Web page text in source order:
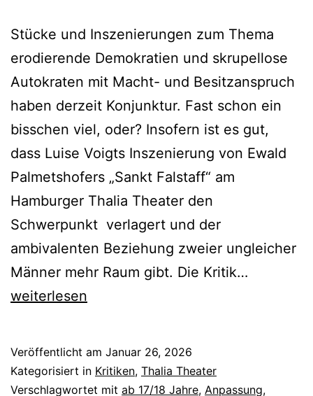
Stücke und Inszenierungen zum Thema
erodierende Demokratien und skrupellose
Autokraten mit Macht- und Besitzanspruch
haben derzeit Konjunktur. Fast schon ein
bisschen viel, oder? Insofern ist es gut,
dass Luise Voigts Inszenierung von Ewald
Palmetshofers „Sankt Falstaff“ am
Hamburger Thalia Theater den
Schwerpunkt verlagert und der
ambivalenten Beziehung zweier ungleicher
Männer mehr Raum gibt. Die Kritik…
weiterlesen
Veröffentlicht am Januar 26, 2026
Kategorisiert in Kritiken, Thalia Theater
Verschlagwortet mit ab 17/18 Jahre, Anpassung,